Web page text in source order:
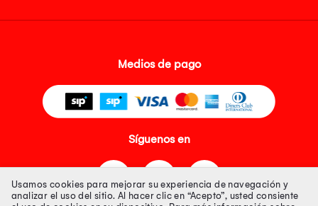
Medios de pago
Síguenos en
Usamos cookies para mejorar su experiencia de navegación y
analizar el uso del sitio. Al hacer clic en “Acepto”, usted consiente